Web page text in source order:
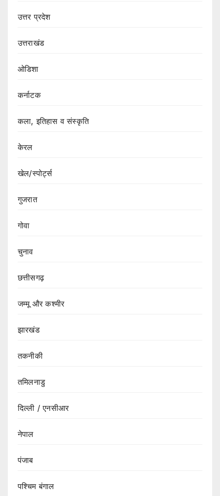
उत्तर प्रदेश
उत्तराखंड
ओडिशा
कर्नाटक
कला, इतिहास व संस्कृति
केरल
खेल/स्पोर्ट्स
गुजरात
गोवा
चुनाव
छत्तीसगढ़
जम्मू और कश्मीर
झारखंड
तकनीकी
तमिलनाडु
दिल्ली / एनसीआर
नेपाल
पंजाब
पश्चिम बंगाल